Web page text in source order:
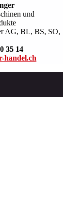
und
AG, BL, BS, SO,
35 14
handel.ch